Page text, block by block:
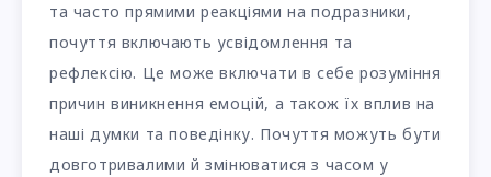
та часто прямими реакціями на подразники,
почуття включають усвідомлення та
рефлексію. Це може включати в себе розуміння
причин виникнення емоцій, а також їх вплив на
наші думки та поведінку. Почуття можуть бути
довготривалими й змінюватися з часом у